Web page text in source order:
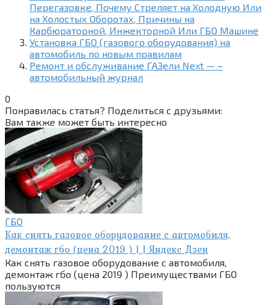
Перегазовке, Почему Стреляет на Холодную Или
на Холостых Оборотах, Причины на
Карбюраторной, Инжекторной Или ГБО Машине
Установка ГБО (газового оборудования) на
автомобиль по новым правилам
Ремонт и обслуживание ГАЗели Next — –
автомобильный журнал
0
Понравилась статья? Поделиться с друзьями:
Вам также может быть интересно
ГБО
Как снять газовое оборудование с автомобиля,
демонтаж гбо (цена 2019 ) | | Яндекс Дзен
Как снять газовое оборудование с автомобиля,
демонтаж гбо (цена 2019 ) Преимуществами ГБО
пользуются